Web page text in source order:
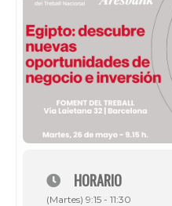
HORARIO
(Martes) 9:15 - 11:30